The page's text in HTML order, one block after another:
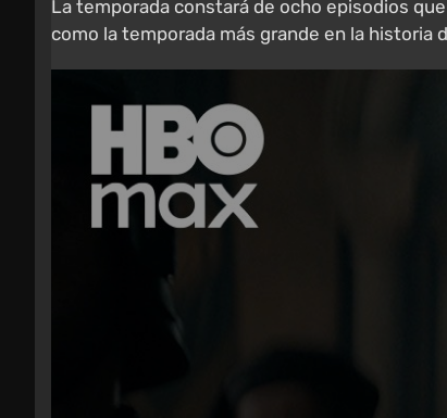
La temporada constará de ocho episodios
como la temporada más grande en la historia